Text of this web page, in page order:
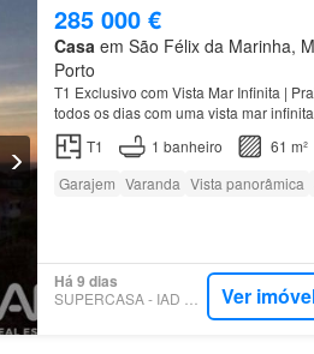
285 000 €
Casaem São Félix da Marinha,
Porto
T1 Exclusivo com Vista Mar Infinita |
todos os dias com uma vista mar
a estação de comboios tão perto
T1 1 banheiro
61 m²
Garajem Varanda Vista panorâmica
Há 9 dias
Ver